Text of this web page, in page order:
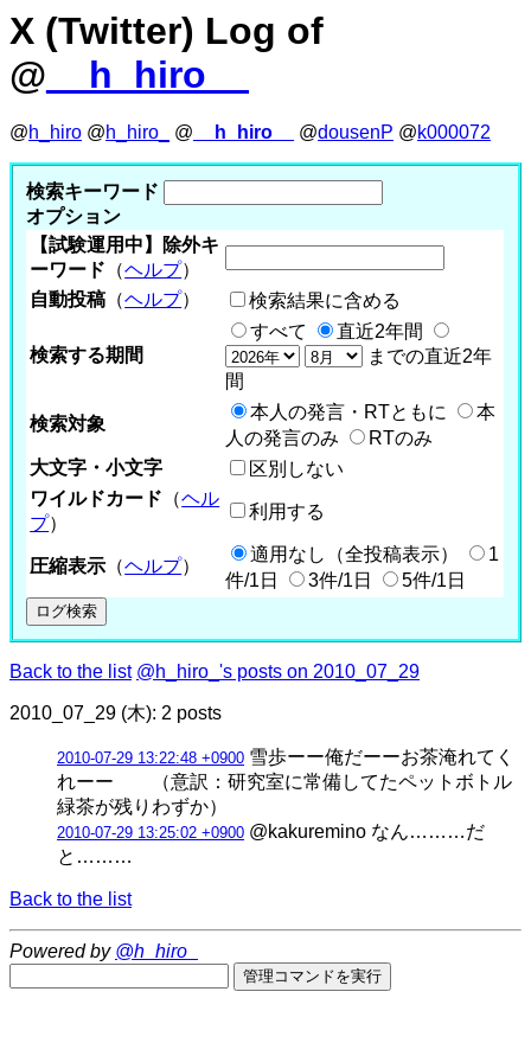
X (Twitter) Log of
@ __h_hiro__
@h_hiro @h_hiro_ @ __h_hiro__ @dousenP @k000072
検索キーワード
オプション
【試験運用中】除外キ
ーワード （ヘルプ）
自動投稿 （ヘルプ） 検索結果に含める
検索する期間
すべて
直近2年間
までの直近2年
間
検索対象
本人の発言・RTともに
本
人の発言のみ
RTのみ
大文字・小文字
区別しない
ワイルドカード （ヘル
プ）
利用する
圧縮表示 （ヘルプ）
適用なし（全投稿表示）
1
件/1日
3件/1日 5件/1日
Back to the list @h_hiro_'s posts on 2010_07_29
2010_07_29 (木): 2 posts
2010-07-29 13:22:48 +0900 雪歩ーー俺だーーお茶淹れてく
れーー （意訳：研究室に常備してたペットボトル
緑茶が残りわずか）
2010-07-29 13:25:02 +0900 @kakuremino なん………だ
と………
Back to the list
Powered by @h_hiro_